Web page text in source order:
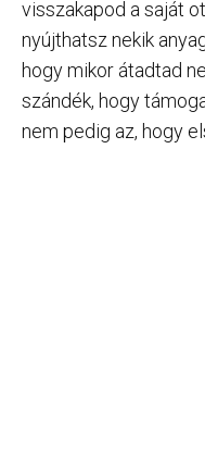
visszakapod a saját
nyújthatsz nekik
hogy mikor átadtad
szándék, hogy
nem pedig az, hogy